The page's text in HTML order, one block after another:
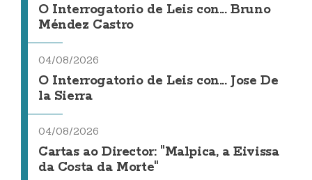
O Interrogatorio de Leis con... Bruno
Méndez Castro
04/08/2026
O Interrogatorio de Leis con... Jose De
la Sierra
04/08/2026
Cartas ao Director: "Malpica, a Eivissa
da Costa da Morte"